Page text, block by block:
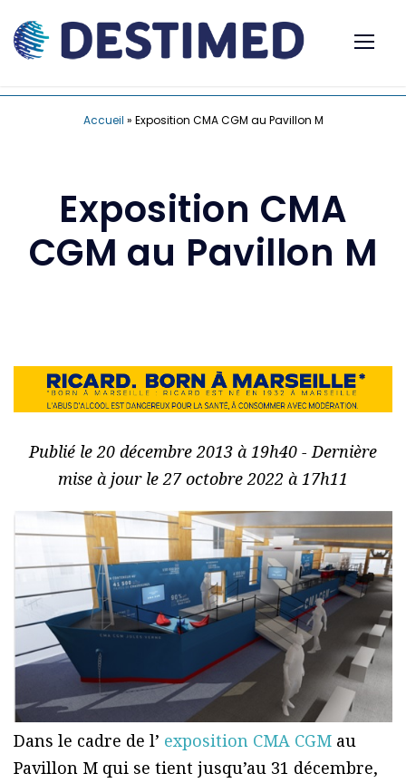
Accueil » Exposition CMA CGM au Pavillon M
Exposition CMA
CGM au Pavillon M
Publié le 20 décembre 2013 à 19h40 - Dernière
mise à jour le 27 octobre 2022 à 17h11
Dans le cadre de l’ exposition CMA CGM au
Pavillon M qui se tient jusqu’au 31 décembre,